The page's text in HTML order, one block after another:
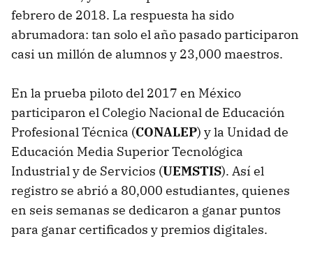
febrero de 2018. La respuesta ha sido
abrumadora: tan solo el año pasado participaron
casi un millón de alumnos y 23,000 maestros.
En la prueba piloto del 2017 en México
participaron el Colegio Nacional de Educación
Profesional Técnica (CONALEP) y la Unidad de
Educación Media Superior Tecnológica
Industrial y de Servicios (UEMSTIS). Así el
registro se abrió a 80,000 estudiantes, quienes
en seis semanas se dedicaron a ganar puntos
para ganar certificados y premios digitales.